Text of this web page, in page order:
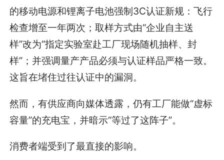
的移动电源和锂离子电池强制3C认证新规：飞行
检查增至一年两次；取样方式由“企业自主送
样”改为“指定实验室赴工厂现场随机抽样、封
样”；并强调量产产品必须与认证样品严格一致。
这旨在堵住过往认证中的漏洞。
然而，有供应商向媒体透露，仍有工厂能做“虚标
容量”的充电宝，并暗示“等过了这阵子”。
消费者端受到了最直接的影响。